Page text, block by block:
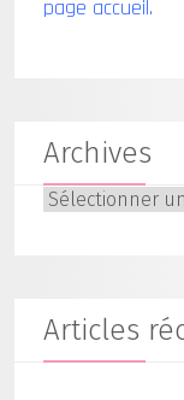
page accueil.
Archives
Articles